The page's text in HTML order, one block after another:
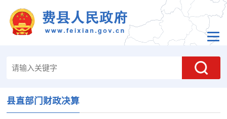
县直部门财政决算